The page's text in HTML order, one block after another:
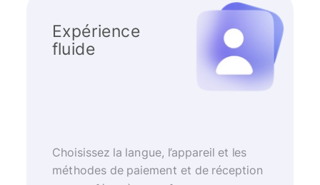
Expérience
fluide
Choisissez la langue, l’appareil et les
méthodes de paiement et de réception